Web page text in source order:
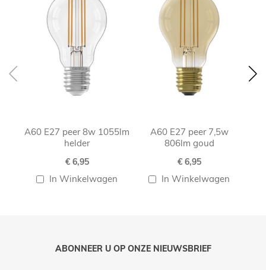
A60 E27 peer 8w 1055lm
helder
€ 6,95
In Winkelwagen
A60 E27 peer 7,5w
806lm goud
€ 6,95
In Winkelwagen
ABONNEER U OP ONZE NIEUWSBRIEF